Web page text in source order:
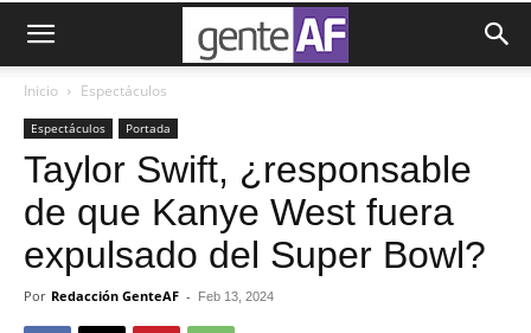
Inicio Espectáculos
Espectáculos Portada
Taylor Swift, ¿responsable
de que Kanye West fuera
expulsado del Super Bowl?
Por Redacción GenteAF - Feb 13, 2024